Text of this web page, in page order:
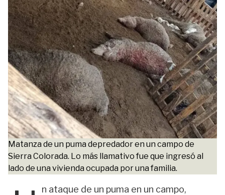
Matanza de un puma depredador en un campo de
Sierra Colorada. Lo más llamativo fue que ingresó al
lado de una vivienda ocupada por una familia.
n ataque de un puma en un campo,